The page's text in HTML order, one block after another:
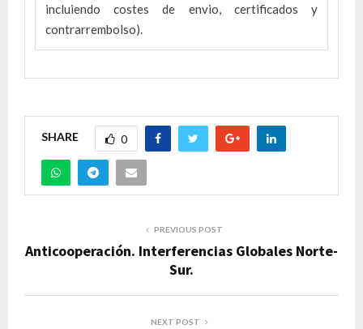
incluiendo costes de envio, certificados y
contrarrembolso).
SHARE 0
PREVIOUS POST
Anticooperación. Interferencias Globales Norte-
Sur.
NEXT POST